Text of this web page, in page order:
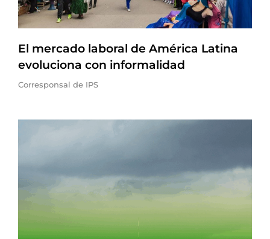
El mercado laboral de América Latina
evoluciona con informalidad
Corresponsal de IPS